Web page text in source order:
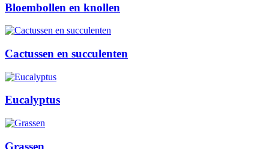
Bloembollen en knollen
Cactussen en succulenten
Eucalyptus
Grassen